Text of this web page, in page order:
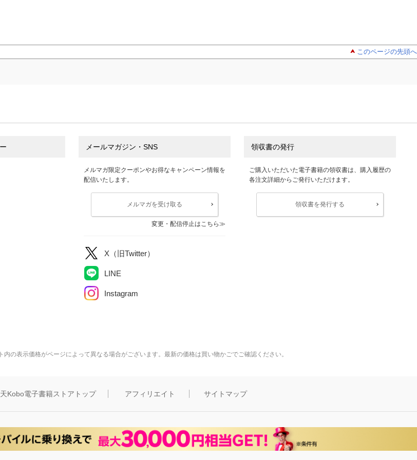
このページの先頭へ
メールマガジン・SNS
メルマガ限定クーポンやお得なキャンペーン情報を
配信いたします。
メルマガを受け取る
変更・配信停止はこちら
X（旧Twitter）
LINE
Instagram
領収書の発行
ご購入いただいた電子書籍の領収書は、購入履歴の
各注文詳細からご発行いただけます。
領収書を発行する
の表示価格がページによって異なる場合がございます。最新の価格は買い物かごでご確認ください。
Kobo電子書籍ストアトップ アフィリエイト サイトマップ